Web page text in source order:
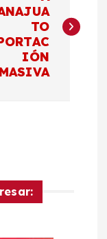
TO
IÓN
MASIVA